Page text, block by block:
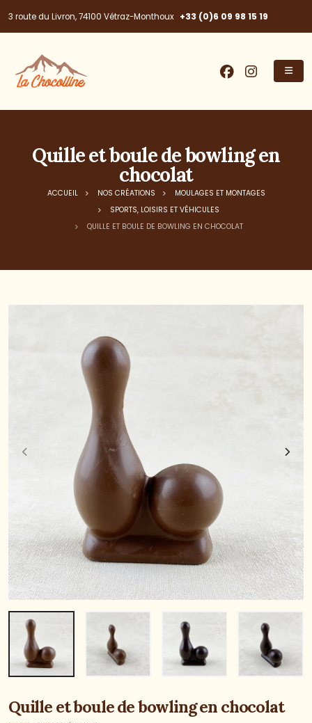
3 route du Livron, 74100 Vétraz-Monthoux +33 (0)6 09 98 15 19
Quille et boule de bowling en
chocolat
ACCUEIL NOS CRÉATIONS
MOULAGES ET MONTAGES
SPORTS, LOISIRS ET VÉHICULES
QUILLE ET BOULE DE BOWLING EN CHOCOLAT
Quille et boule de bowling en chocolat